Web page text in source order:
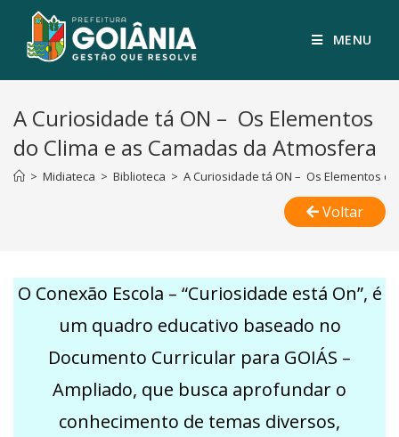
MENU
A Curiosidade tá ON – Os Elementos
do Clima e as Camadas da Atmosfera
> Midiateca > Biblioteca > A Curiosidade tá ON – Os Elementos
Voltar
O Conexão Escola – “Curiosidade está On”, é
um quadro educativo baseado no
Documento Curricular para GOIÁS –
Ampliado, que busca aprofundar o
conhecimento de temas diversos,